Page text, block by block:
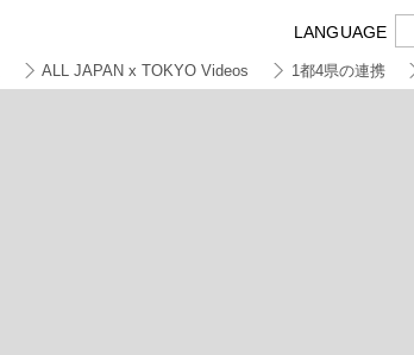
LANGUAGE
ALL JAPAN x TOKYO Videos 1都4県の連携